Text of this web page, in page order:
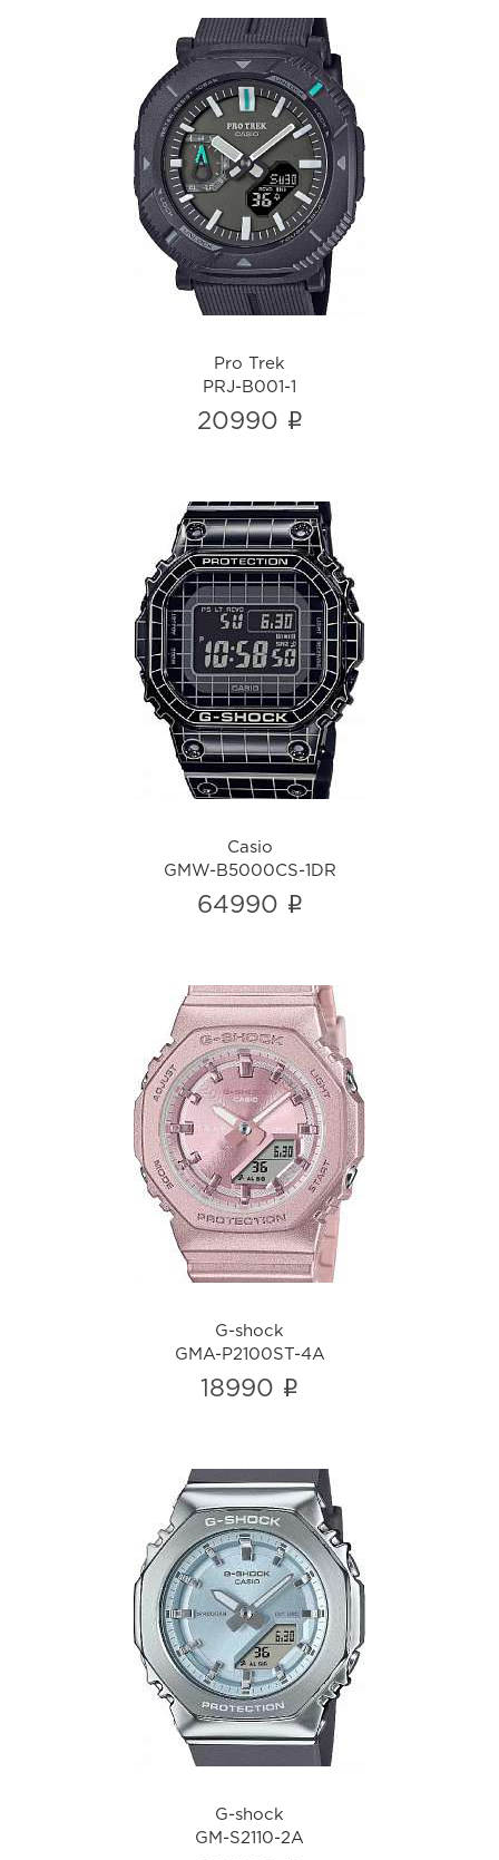
Pro Trek
PRJ-B001-1
i
Pro Trek
PRJ-B001-1
20990 i
Casio
GMW-B5000CS-1DR
i
Casio
GMW-B5000CS-1DR
64990 i
G-shock
GMA-P2100ST-4A
i
G-shock
GMA-P2100ST-4A
18990 i
G-shock
GM-S2110-2A
i
G-shock
GM-S2110-2A